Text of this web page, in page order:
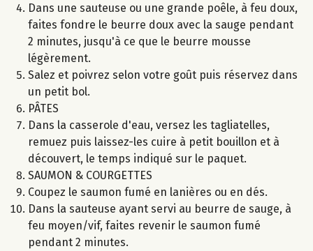
Dans une sauteuse ou une grande poêle, à feu doux,
faites fondre le beurre doux avec la sauge pendant
2 minutes, jusqu'à ce que le beurre mousse
légèrement.
Salez et poivrez selon votre goût puis réservez dans
un petit bol.
PÂTES
Dans la casserole d'eau, versez les tagliatelles,
remuez puis laissez-les cuire à petit bouillon et à
découvert, le temps indiqué sur le paquet.
SAUMON & COURGETTES
Coupez le saumon fumé en lanières ou en dés.
Dans la sauteuse ayant servi au beurre de sauge, à
feu moyen/vif, faites revenir le saumon fumé
pendant 2 minutes.